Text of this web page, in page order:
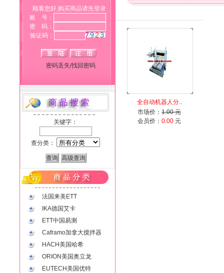
顾客您好,购买商品请先登录
账 号：
密 码：
验证码：
密码丢失/找回密码
关键字：
查分类：
法国来美ETT
IKA德国艾卡
ETT中国易测
Caframo加拿大搅拌器
HACH美国哈希
ORION美国奥立龙
EUTECH美国优特
全自动机器人分..
市场价： 1.00 元
会员价： 0.00 元